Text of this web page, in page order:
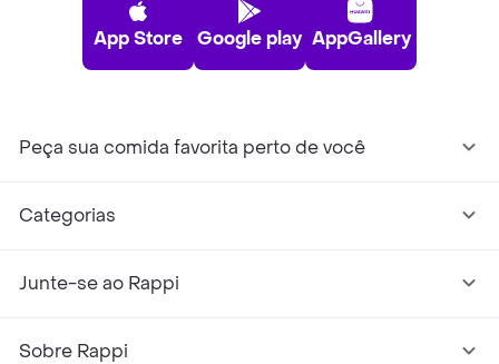
App Store Google play AppGallery
Peça sua comida favorita perto de você
Categorias
Junte-se ao Rappi
Sobre Rappi